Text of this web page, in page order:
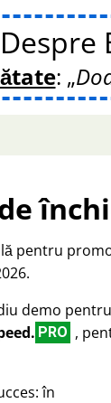
:
pentru
demo
PRO ,
în